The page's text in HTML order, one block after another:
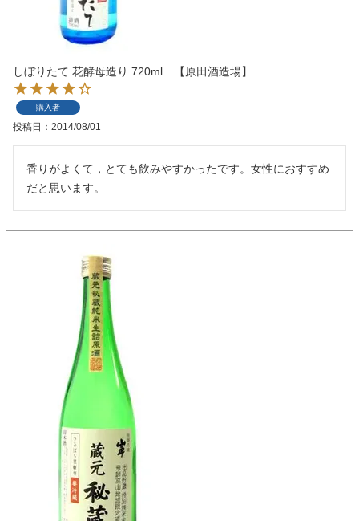
しぼりたて 花酵母造り 720ml 【原田酒造場】
購入者
投稿日 2014/08/01
香りがよくて，とても飲みやすかったです。女性におすすめ
だと思います。